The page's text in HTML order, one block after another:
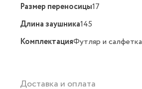
Размер переносицы17
Длина заушника145
КомплектацияФутляр и салфетка
Доставка и оплата